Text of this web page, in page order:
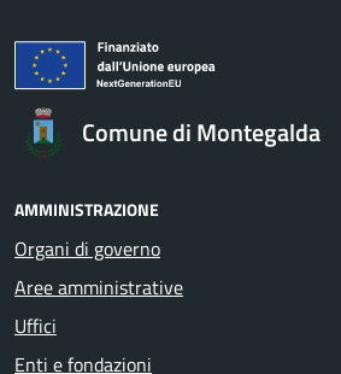
Comune di Montegalda
AMMINISTRAZIONE
Organi di governo
Aree amministrative
Uffici
Enti e fondazioni